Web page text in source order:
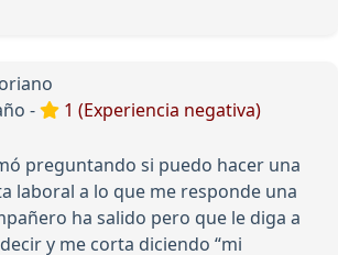
-
1 (Experiencia negativa)
preguntando si puedo hacer una
laboral a lo que me responde una
ha salido pero que le diga a
y me corta diciendo “mi